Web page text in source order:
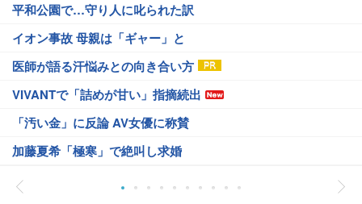
平和公園で…守り人に叱られた訳
イオン事故 母親は「ギャー」と
医師が語る汗悩みとの向き合い方
VIVANTで「詰めが甘い」指摘続出
「汚い金」に反論 AV女優に称賛
加藤夏希「極寒」で絶叫し求婚